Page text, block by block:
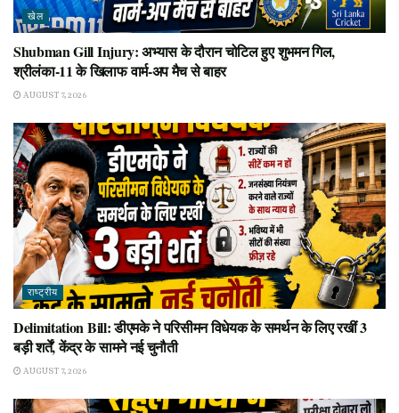
खेल
Shubman Gill Injury: अभ्यास के दौरान चोटिल हुए शुभमन गिल,
श्रीलंका-11 के खिलाफ वार्म-अप मैच से बाहर
AUGUST 7, 2026
राष्ट्रीय
Delimitation Bill: डीएमके ने परिसीमन विधेयक के समर्थन के लिए रखीं 3
बड़ी शर्तें, केंद्र के सामने नई चुनौती
AUGUST 7, 2026